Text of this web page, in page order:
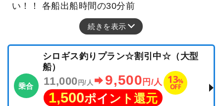
い！！ 各船出船時間の30分前
続きを表示
乗合
シロギス釣りプラン☆割引中☆（大型
船）
11,000円/人 9,500 円/人 13%
OFF
1,500ポイント還元